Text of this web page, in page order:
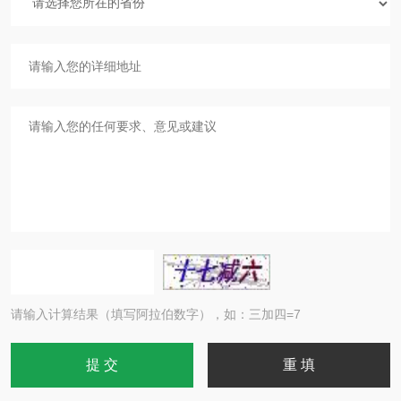
请输入计算结果（填写阿拉伯数字），如：三加四=7